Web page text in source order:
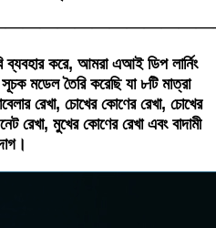
ব্যবহার করে, আমরা এআই ডিপ লার্নিং
মডেল তৈরি করেছি যা ৮টি মাত্রা
রেখা, চোখের কোণের রেখা, চোখের
রেখা, মুখের কোণের রেখা এবং বাদামী